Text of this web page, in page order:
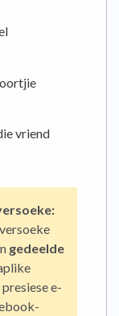
vriend
gedeelde
e-